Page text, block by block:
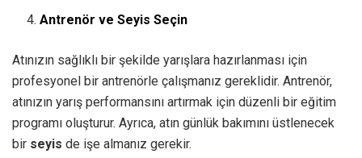
Antrenör ve Seyis Seçin
Atınızın sağlıklı bir şekilde yarışlara hazırlanması için
profesyonel bir antrenörle çalışmanız gereklidir. Antrenör,
atınızın yarış performansını artırmak için düzenli bir eğitim
programı oluşturur. Ayrıca, atın günlük bakımını üstlenecek
bir seyis de işe almanız gerekir.